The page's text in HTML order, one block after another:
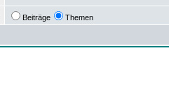
Beiträge Themen